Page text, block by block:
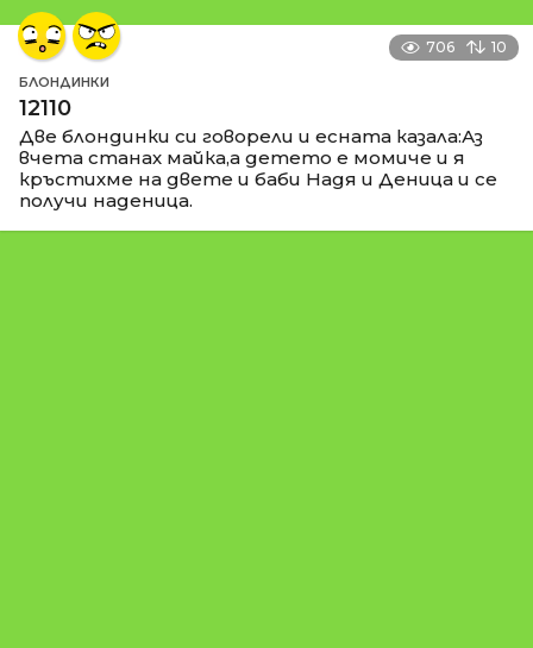
706 10
БЛОНДИНКИ
12110
Две блондинки си говорели и есната казала:Аз
вчета станах майка,а детето е момиче и я
кръстихме на двете и баби Надя и Деница и се
получи наденица.